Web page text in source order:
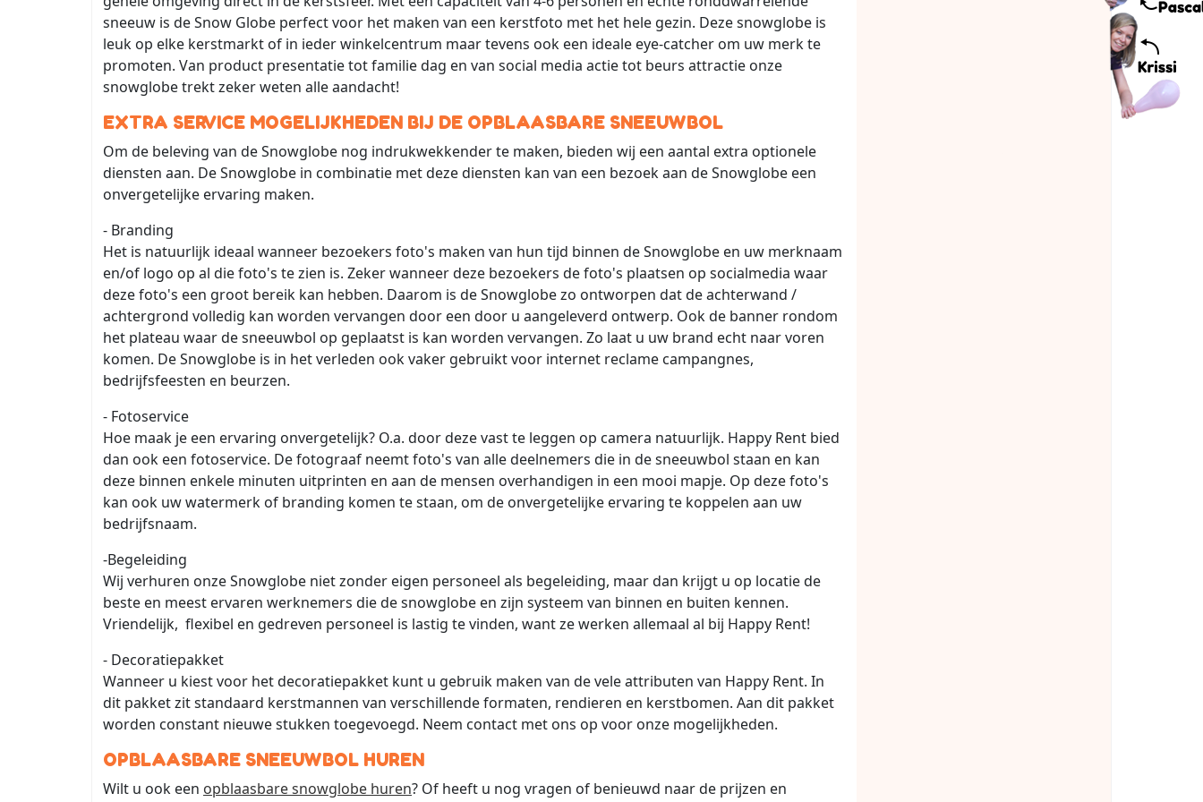
sneeuw is de Snow Globe perfect voor het maken van een kerstfoto met het hele gezin. Deze snowglobe is
leuk op elke kerstmarkt of in ieder winkelcentrum maar tevens ook een ideale eye-catcher om uw merk te
promoten. Van product presentatie tot familie dag en van social media actie tot beurs attractie onze
snowglobe trekt zeker weten alle aandacht!
EXTRA SERVICE MOGELIJKHEDEN BIJ DE OPBLAASBARE SNEEUWBOL
Om de beleving van de Snowglobe nog indrukwekkender te maken, bieden wij een aantal extra optionele
diensten aan. De Snowglobe in combinatie met deze diensten kan van een bezoek aan de Snowglobe een
onvergetelijke ervaring maken.
- Branding
Het is natuurlijk ideaal wanneer bezoekers foto's maken van hun tijd binnen de Snowglobe en uw merknaam
en/of logo op al die foto's te zien is. Zeker wanneer deze bezoekers de foto's plaatsen op socialmedia waar
deze foto's een groot bereik kan hebben. Daarom is de Snowglobe zo ontworpen dat de achterwand /
achtergrond volledig kan worden vervangen door een door u aangeleverd ontwerp. Ook de banner rondom
het plateau waar de sneeuwbol op geplaatst is kan worden vervangen. Zo laat u uw brand echt naar voren
komen. De Snowglobe is in het verleden ook vaker gebruikt voor internet reclame campangnes,
bedrijfsfeesten en beurzen.
- Fotoservice
Hoe maak je een ervaring onvergetelijk? O.a. door deze vast te leggen op camera natuurlijk. Happy Rent bied
dan ook een fotoservice. De fotograaf neemt foto's van alle deelnemers die in de sneeuwbol staan en kan
deze binnen enkele minuten uitprinten en aan de mensen overhandigen in een mooi mapje. Op deze foto's
kan ook uw watermerk of branding komen te staan, om de onvergetelijke ervaring te koppelen aan uw
bedrijfsnaam.
-Begeleiding
Wij verhuren onze Snowglobe niet zonder eigen personeel als begeleiding, maar dan krijgt u op locatie de
beste en meest ervaren werknemers die de snowglobe en zijn systeem van binnen en buiten kennen.
Vriendelijk, flexibel en gedreven personeel is lastig te vinden, want ze werken allemaal al bij Happy Rent!
- Decoratiepakket
Wanneer u kiest voor het decoratiepakket kunt u gebruik maken van de vele attributen van Happy Rent. In
dit pakket zit standaard kerstmannen van verschillende formaten, rendieren en kerstbomen. Aan dit pakket
worden constant nieuwe stukken toegevoegd. Neem contact met ons op voor onze mogelijkheden.
OPBLAASBARE SNEEUWBOL HUREN
Wilt u ook een opblaasbare snowglobe huren? Of heeft u nog vragen of benieuwd naar de prijzen en